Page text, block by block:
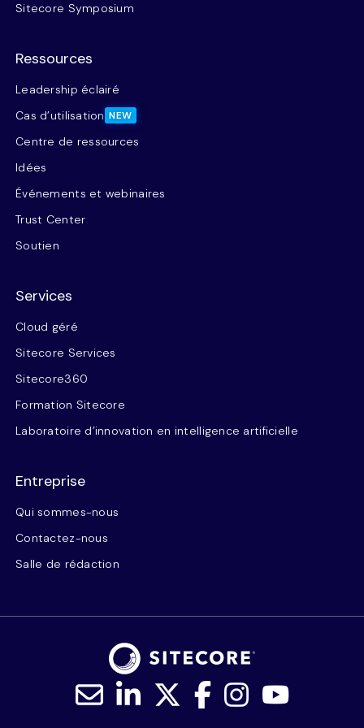
Sitecore Symposium
Ressources
Leadership éclairé
Cas d’utilisation NEW
Centre de ressources
Idées
Événements et webinaires
Trust Center
Soutien
Services
Cloud géré
Sitecore Services
Sitecore360
Formation Sitecore
Laboratoire d’innovation en intelligence artificielle
Entreprise
Qui sommes-nous
Contactez-nous
Salle de rédaction